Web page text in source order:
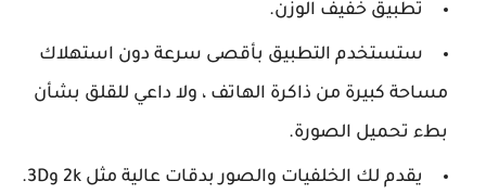
تطبيق خفيف الوزن.
ستستخدم التطبيق بأقصى سرعة دون استهلاك
مساحة كبيرة من ذاكرة الهاتف ، ولا داعي للقلق بشأن
بطء تحميل الصورة.
يقدم لك الخلفيات والصور بدقات عالية مثل 2k و3D.